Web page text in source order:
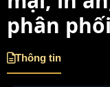
phân
Thông tin